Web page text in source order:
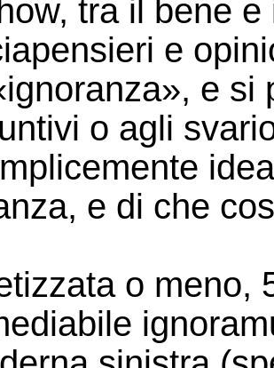
tra il bene
e
e si
o agli
e di che
o meno,